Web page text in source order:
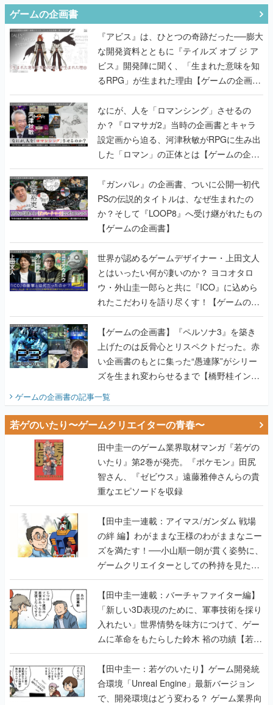
ゲームの企画書
『アビス』は、ひとつの奇跡だった──膨大
な開発資料とともに『テイルズ オブ ジ ア
ビス』開発陣に聞く、「生まれた意味を知
るRPG」が生まれた理由【ゲームの企画
書】
なにが、人を「ロマンシング」させるの
か？『ロマサガ2』当時の企画書とキャラ
設定画から迫る、河津秋敏がRPGに生み出
した「ロマン」の正体とは【ゲームの企画
書】
『ガンパレ』の企画書、ついに公開━初代
PSの伝説的タイトルは、なぜ生まれたの
か？そして『LOOP8』へ受け継がれたもの
【ゲームの企画書】
世界が認めるゲームデザイナー・上田文人
とはいったい何が凄いのか？ ヨコオタロ
ウ・外山圭一郎らと共に『ICO』に込めら
れたこだわりを語り尽くす！【ゲームの企
画書】
【ゲームの企画書】『ペルソナ3』を築き
上げたのは反骨心とリスペクトだった。赤
い企画書のもとに集った“愚連隊”がシリー
ズを生まれ変わらせるまで【橋野桂インタ
ゲームの企画書の記事一覧
若ゲのいたり〜ゲームクリエイターの青春〜
田中圭一のゲーム業界取材マンガ『若ゲの
いたり』第2巻が発売。『ポケモン』田尻
智さん、『ゼビウス』遠藤雅伸さんらの貴
重なエピソードを収録
【田中圭一連載：アイマス/ガンダム 戦場
の絆 編】わがままな王様のわがままなニー
ズを満たす！──小山順一朗が貫く姿勢に、
ゲームクリエイターとしての矜持を見た
【若ゲのいたり最終回】
【田中圭一連載：バーチャファイター編】
「新しい3D表現のために、軍事技術を採り
入れたい」世界情勢を味方につけて、ゲー
ムに革命をもたらした鈴木 裕の功績【若ゲ
のいたり】
【田中圭一：若ゲのいたり】ゲーム開発統
合環境「Unreal Engine」最新バージョン
で、開発環境はどう変わる？ ゲーム業界向